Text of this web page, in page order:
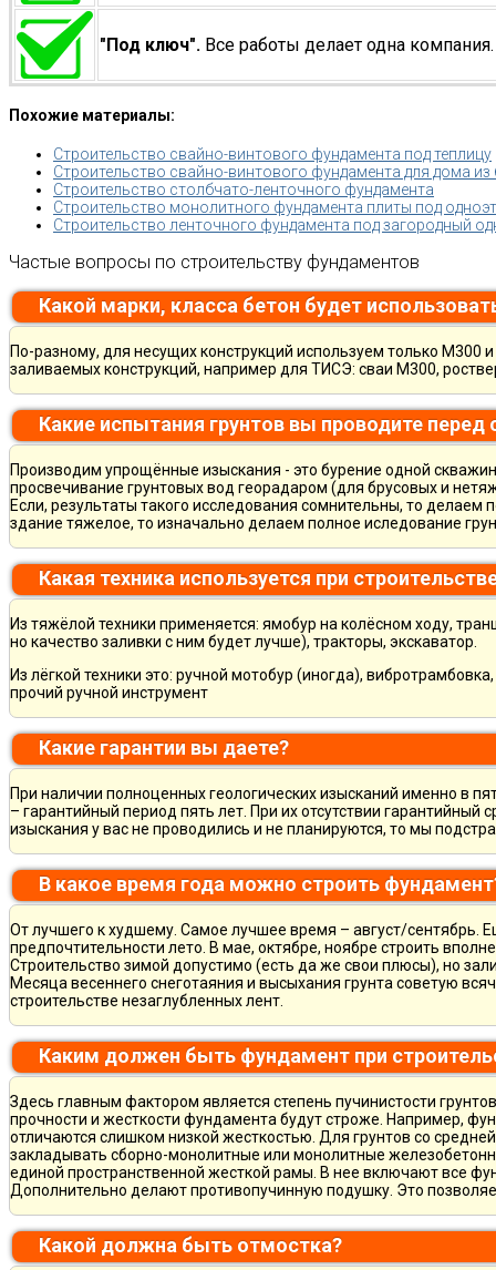
"Под ключ". Все работы делает одна компания.
Похожие материалы:
Строительство свайно-винтового фундамента под теплицу
Строительство свайно-винтового фундамента для дома из
Строительство столбчато-ленточного фундамента
Строительство монолитного фундамента плиты под
Строительство ленточного фундамента под загородный
Частые вопросы по строительству фундаментов
Какой марки, класса бетон будет
По-разному, для несущих конструкций используем только М300
заливаемых конструкций, например для ТИСЭ: сваи М300,
Какие испытания грунтов вы проводите перед
Производим упрощённые изыскания - это бурение одной
просвечивание грунтовых вод георадаром (для брусовых и
Если, результаты такого исследования сомнительны, то
здание тяжелое, то изначально делаем полное иследование
Какая техника используется при
Из тяжёлой техники применяется: ямобур на колёсном ходу,
но качество заливки с ним будет лучше), тракторы, экскаватор.
Из лёгкой техники это: ручной мотобур (иногда),
прочий ручной инструмент
Какие гарантии вы даете?
При наличии полноценных геологических изысканий именно в
– гарантийный период пять лет. При их отсутствии гарантийный
изыскания у вас не проводились и не планируются, то мы
В какое время года можно строить
От лучшего к худшему. Самое лучшее время – август/сентябрь.
предпочтительности лето. В мае, октябре, ноябре строить
Строительство зимой допустимо (есть да же свои плюсы), но
Месяца весеннего снеготаяния и высыхания грунта советую
строительстве незаглубленных лент.
Каким должен быть фундамент при
Здесь главным фактором является степень пучинистости
прочности и жесткости фундамента будут строже. Например,
отличаются слишком низкой жесткостью. Для грунтов со
закладывать сборно-монолитные или монолитные
единой пространственной жесткой рамы. В нее включают все
Дополнительно делают противопучинную подушку. Это
Какой должна быть отмостка?